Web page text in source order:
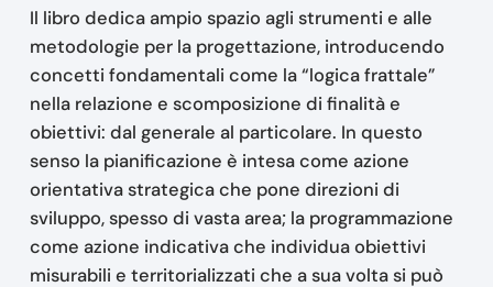
Il libro dedica ampio spazio agli strumenti e alle
metodologie per la progettazione, introducendo
concetti fondamentali come la “logica frattale”
nella relazione e scomposizione di finalità e
obiettivi: dal generale al particolare. In questo
senso la pianificazione è intesa come azione
orientativa strategica che pone direzioni di
sviluppo, spesso di vasta area; la programmazione
come azione indicativa che individua obiettivi
misurabili e territorializzati che a sua volta si può